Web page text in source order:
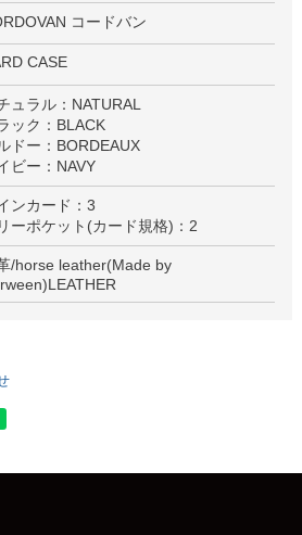
コードバン
CASE
ュラル：NATURAL
ック：BLACK
ドー：BORDEAUX
ビー：NAVY
ンカード：3
ーポケット(カード規格)：2
/horse leather(Made by